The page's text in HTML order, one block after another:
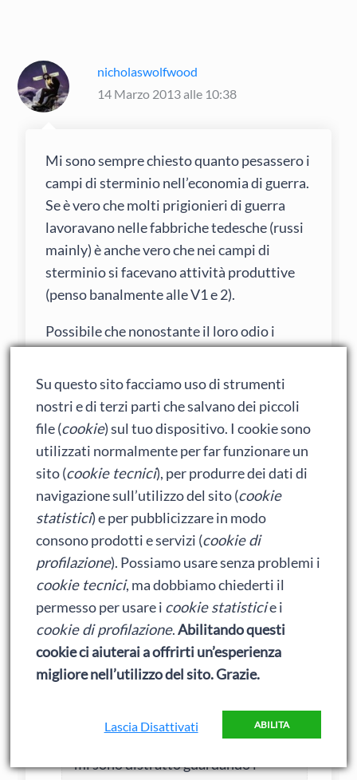
nicholaswolfwood
14 Marzo 2013 alle 10:38
Mi sono sempre chiesto quanto pesassero i
campi di sterminio nell’economia di guerra.
Se è vero che molti prigionieri di guerra
lavoravano nelle fabbriche tedesche (russi
mainly) è anche vero che nei campi di
sterminio si facevano attività produttive
(penso banalmente alle V1 e 2).
Possibile che nonostante il loro odio i
sprecare tutta quella manodopera
assolutamente necessaria mentre gli
alleati stringevano la loro morsa sul Reich?
PS
L’articolo credo sia interessante ma mi
sono distratto guardando i conigli
batuffolosi…
Il Duca di Baionette
14 Marzo 2013 alle 11:48
L’articolo credo sia interessante ma
mi sono distratto guardando i
Su questo sito facciamo uso di strumenti
nostri e di terzi parti che salvano dei piccoli
file (cookie) sul tuo dispositivo. I cookie sono
utilizzati normalmente per far funzionare un
sito (cookie tecnici), per produrre dei dati di
navigazione sull’utilizzo del sito (cookie
statistici) e per pubblicizzare in modo
consono prodotti e servizi (cookie di
profilazione). Possiamo usare senza problemi i
cookie tecnici, ma dobbiamo chiederti il
permesso per usare i cookie statisticie i
cookie di profilazione.Abilitando questi
cookie ci aiuterai a offrirti un’esperienza
migliore nell’utilizzo del sito. Grazie.
ABILITA
Lascia Disattivati